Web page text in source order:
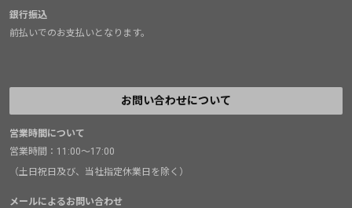
銀行振込
前払いでのお支払いとなります。
お問い合わせについて
営業時間について
営業時間：11:00～17:00
（土日祝日及び、当社指定休業日を除く）
メールによるお問い合わせ